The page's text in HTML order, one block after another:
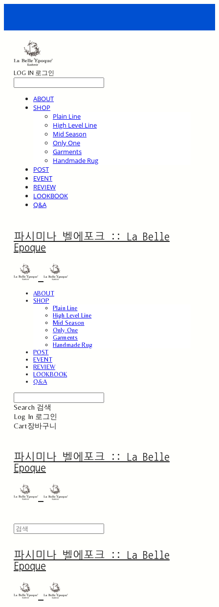
LOG IN 로그인
ABOUT
SHOP
Plain Line
High Level Line
Mid Season
Only One
Garments
Handmade Rug
POST
EVENT
REVIEW
LOOKBOOK
Q&A
파시미나 벨에포크 :: La Belle
Epoque
ABOUT
SHOP
Plain Line
High Level Line
Mid Season
Only One
Garments
Handmade Rug
POST
EVENT
REVIEW
LOOKBOOK
Q&A
Search 검색
Log In 로그인
Cart장바구니
파시미나 벨에포크 :: La Belle
Epoque
파시미나 벨에포크 :: La Belle
Epoque